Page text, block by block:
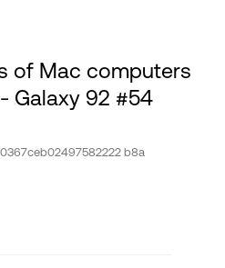
of Mac computers
Galaxy 92 #54